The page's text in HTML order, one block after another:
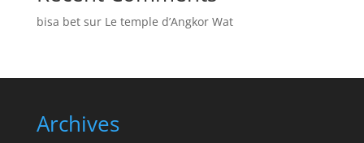
bisa betsur Le temple d’Angkor Wat
Archives